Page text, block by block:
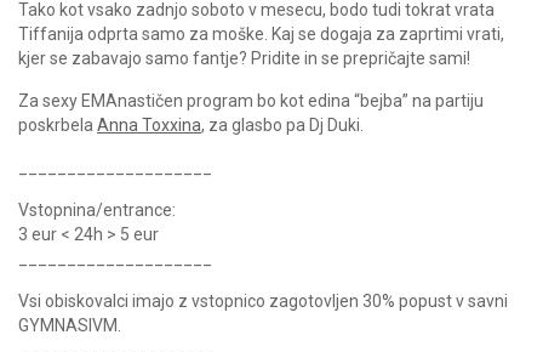
Tako kot vsako zadnjo soboto v mesecu, bodo tudi tokrat vrata
Tiffanija odprta samo za moške. Kaj se dogaja za zaprtimi vrati,
kjer se zabavajo samo fantje? Pridite in se prepričajte sami!
Za sexy EMAnastičen program bo kot edina “bejba” na partiju
poskrbela Anna Toxxina, za glasbo pa Dj Duki.
Vstopnina/entrance:
3 eur < 24h > 5 eur
Vsi obiskovalci imajo z vstopnico zagotovljen 30% popust v savni
GYMNASIVM.